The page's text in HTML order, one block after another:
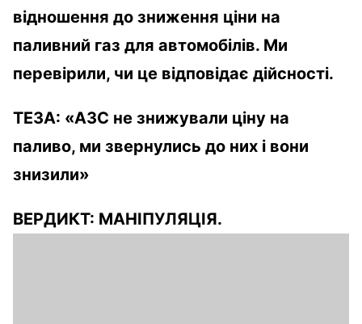
відношення до зниження ціни на
паливний газ для автомобілів. Ми
перевірили, чи це відповідає дійсності.
ТЕЗА: «АЗС не знижували ціну на
паливо, ми звернулись до них і вони
знизили»
ВЕРДИКТ: МАНІПУЛЯЦІЯ.